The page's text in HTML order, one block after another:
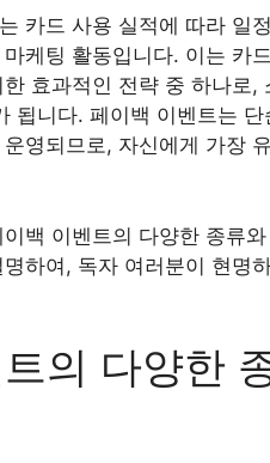
카드 사용 실적에 따라 일
케팅 활동입니다. 이는 카
효과적인 전략 중 하나로
됩니다. 페이백 이벤트는
영되므로, 자신에게 가장
백 이벤트의 다양한 종류
하여, 독자 여러분이 현명
의 다양한